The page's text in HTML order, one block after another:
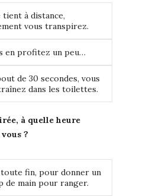
tient à distance,
vous transpirez.
en profitez un peu…
de 30 secondes, vous
dans les toilettes.
à quelle heure
?
toute fin, pour donner un
de main pour ranger.